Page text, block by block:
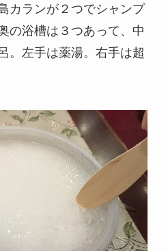
カランが２つでシャンプ
の浴槽は３つあって、中
。左手は薬湯。右手は超